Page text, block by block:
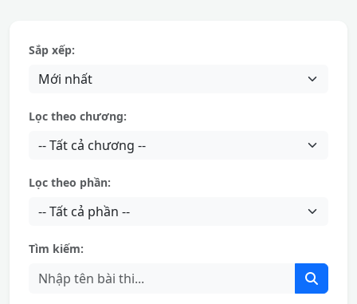
Sắp xếp:
Lọc theo chương:
Lọc theo phần:
Tìm kiếm: